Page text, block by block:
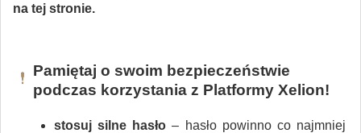
na tej stronie.
Pamiętaj o swoim bezpieczeństwie
podczas korzystania z Platformy Xelion!
stosuj silne hasło – hasło powinno co najmniej